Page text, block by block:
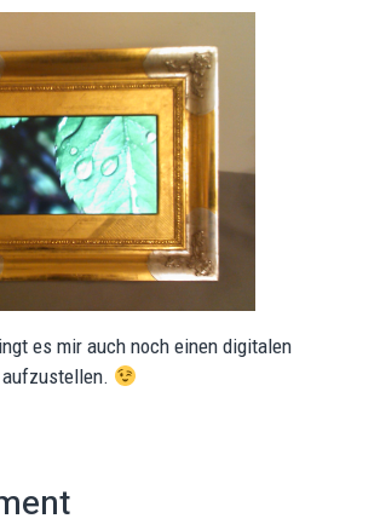
es mir auch noch einen digitalen